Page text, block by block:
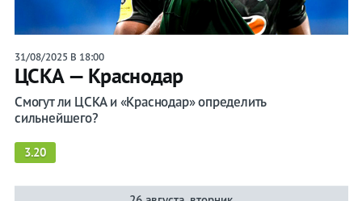
31/08/2025 В 18:00
ЦСКА — Краснодар
Смогут ли ЦСКА и «Краснодар» определить
сильнейшего?
3.20